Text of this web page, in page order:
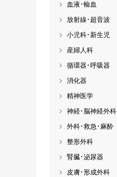
血液･輸血
放射線･超音波
小児科･新生児
産婦人科
循環器･呼吸器
消化器
精神医学
神経･脳神経外科
外科･救急･麻酔
整形外科
腎臓･泌尿器
皮膚･形成外科